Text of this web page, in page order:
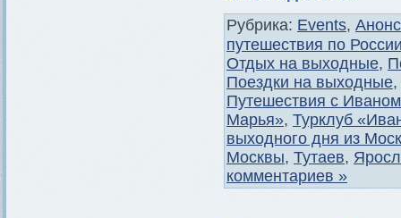
Рубрика: Events,
путешествия по
Отдых на выходные,
Поездки на выходные,
Путешествия с
Марья», Турклуб
выходного дня из
Москвы, Тутаев,
комментариев »